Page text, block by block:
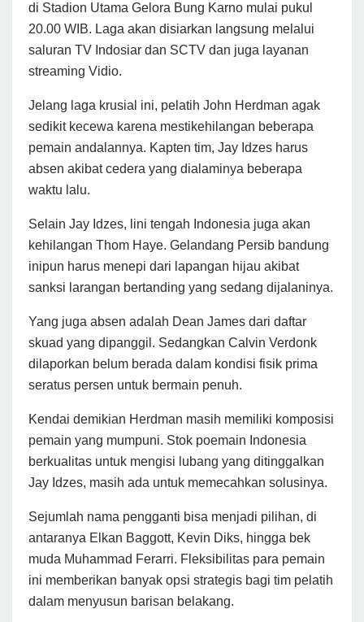
di Stadion Utama Gelora Bung Karno mulai pukul
20.00 WIB. Laga akan disiarkan langsung melalui
saluran TV Indosiar dan SCTV dan juga layanan
streaming Vidio.
Jelang laga krusial ini, pelatih John Herdman agak
sedikit kecewa karena mestikehilangan beberapa
pemain andalannya. Kapten tim, Jay Idzes harus
absen akibat cedera yang dialaminya beberapa
waktu lalu.
Selain Jay Idzes, lini tengah Indonesia juga akan
kehilangan Thom Haye. Gelandang Persib bandung
inipun harus menepi dari lapangan hijau akibat
sanksi larangan bertanding yang sedang dijalaninya.
Yang juga absen adalah Dean James dari daftar
skuad yang dipanggil. Sedangkan Calvin Verdonk
dilaporkan belum berada dalam kondisi fisik prima
seratus persen untuk bermain penuh.
Kendai demikian Herdman masih memiliki komposisi
pemain yang mumpuni. Stok poemain Indonesia
berkualitas untuk mengisi lubang yang ditinggalkan
Jay Idzes, masih ada untuk memecahkan solusinya.
Sejumlah nama pengganti bisa menjadi pilihan, di
antaranya Elkan Baggott, Kevin Diks, hingga bek
muda Muhammad Ferarri. Fleksibilitas para pemain
ini memberikan banyak opsi strategis bagi tim pelatih
dalam menyusun barisan belakang.